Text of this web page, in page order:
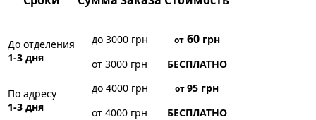
До отделения
1-3 дня
до 3000 грн от60грн
от 3000 грн
БЕСПЛАТНО
По адресу
1-3 дня
до 4000 грн от95 грн
от 4000 грн
БЕСПЛАТНО